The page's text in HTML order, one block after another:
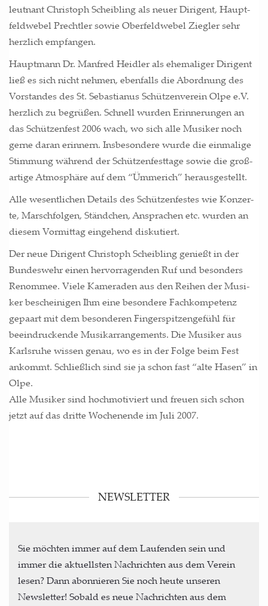
leut­nant Chris­toph Scheib­ling als neu­er Diri­gent, Haupt­
feld­we­bel Precht­ler sowie Ober­feld­we­bel Zieg­ler sehr
herz­lich empfangen.
Haupt­mann Dr. Man­fred Heid­ler als ehe­ma­li­ger Diri­gent
ließ es sich nicht neh­men, eben­falls die Abord­nung des
Vor­stan­des des St. Sebas­tia­nus Schüt­zen­ver­ein Olpe e.V.
herz­lich zu begrü­ßen. Schnell wur­den Erin­ne­run­gen an
das Schüt­zen­fest 2006 wach, wo sich alle Musi­ker noch
ger­ne dar­an erin­nern. Ins­be­son­de­re wur­de die ein­ma­li­ge
Stim­mung wäh­rend der Schüt­zen­fest­ta­ge sowie die groß­
ar­ti­ge Atmo­sphä­re auf dem “Ümme­rich” herausgestellt.
Alle wesent­li­chen Details des Schüt­zen­fes­tes wie Kon­zer­
te, Marsch­fol­gen, Ständ­chen, Anspra­chen etc. wur­den an
die­sem Vor­mit­tag ein­ge­hend diskutiert.
Der neue Diri­gent Chris­toph Scheib­ling genießt in der
Bun­des­wehr einen her­vor­ra­gen­den Ruf und beson­ders
Renom­mee. Vie­le Kame­ra­den aus den Rei­hen der Musi­
ker beschei­ni­gen Ihm eine beson­de­re Fach­kom­pe­tenz
gepaart mit dem beson­de­ren Fin­ger­spit­zen­ge­fühl für
beein­dru­cken­de Musik­ar­ran­ge­ments. Die Musi­ker aus
Karls­ru­he wis­sen genau, wo es in der Fol­ge beim Fest
ankommt. Schließ­lich sind sie ja schon fast “alte Hasen” in
Olpe.
Alle Musi­ker sind hoch­mo­ti­viert und freu­en sich schon
jetzt auf das drit­te Wochen­en­de im Juli 2007.
NEWSLETTER
Sie möchten immer auf dem Laufenden sein und
immer die aktuellsten Nachrichten aus dem Verein
lesen? Dann abonnieren Sie noch heute unseren
Newsletter! Sobald es neue Nachrichten aus dem